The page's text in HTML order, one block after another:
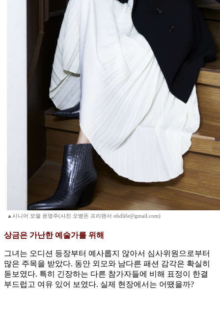
▲시니어 모델 윤영주(사진 오병돈 프리랜서 obdlife@gmail.com)
상금은 가난한 예술가를 위해
그녀는 오디션 등장부터 예사롭지 않아서 심사위원으로부터
많은 주목을 받았다. 동안 외모와 남다른 패션 감각은 확실히
돋보였다. 특히 긴장하는 다른 참가자들에 비해 표정이 한결
부드럽고 여유 있어 보였다. 실제 현장에서는 어땠을까?